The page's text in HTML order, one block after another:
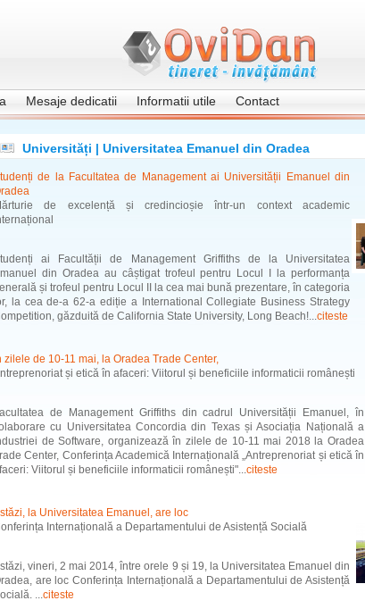
Mesaje dedicatii Informatii utile Contact
Universități | Universitatea Emanuel din Oradea
de la Facultatea de Management ai Universității Emanuel din
de excelență și credincioșie într-un context academic
ai Facultății de Management Griffiths de la Universitatea
din Oradea au câștigat trofeul pentru Locul I la performanța
și trofeul pentru Locul II la cea mai bună prezentare, în categoria
la cea de-a 62-a ediție a International Collegiate Business Strategy
găzduită de California State University, Long Beach!...citeste
zilele de 10-11 mai, la Oradea Trade Center,
și etică în afaceri: Viitorul și beneficiile informaticii românești
de Management Griffiths din cadrul Universității Emanuel, în
cu Universitatea Concordia din Texas și Asociația Națională a
de Software, organizează în zilele de 10-11 mai 2018 la Oradea
Center, Conferința Academică Internațională „Antreprenoriat și etică în
Viitorul și beneficiile informaticii românești"...citeste
la Universitatea Emanuel, are loc
Internațională a Departamentului de Asistență Socială
vineri, 2 mai 2014, între orele 9 și 19, la Universitatea Emanuel din
are loc Conferința Internațională a Departamentului de Asistență
...citeste